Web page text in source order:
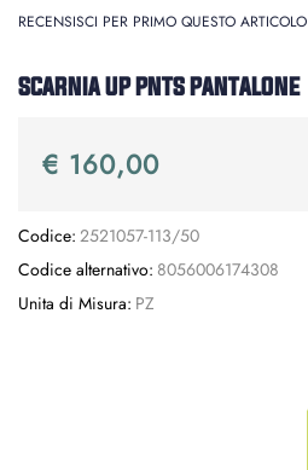
RECENSISCI PER PRIMO QUESTO ARTICOLO
SCARNIA UP PNTS PANTALONE
€ 160,00
Codice: 2521057-113/50
Codice alternativo: 8056006174308
Unita di Misura: PZ